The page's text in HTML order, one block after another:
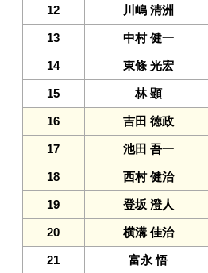
12 川嶋 清洲
13 中村 健一
14 東條 光宏
15 林 顕
16 吉田 徳政
17 池田 吾一
18 西村 健治
19 登坂 澄人
20 横溝 佳治
21 富永 悟